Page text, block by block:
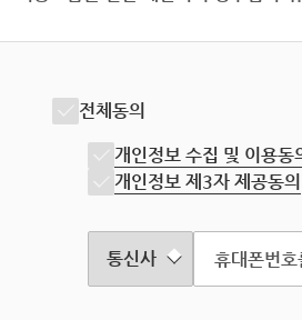
전체동의
개인정보 수집 및 이용동
개인정보 제3자 제공동의